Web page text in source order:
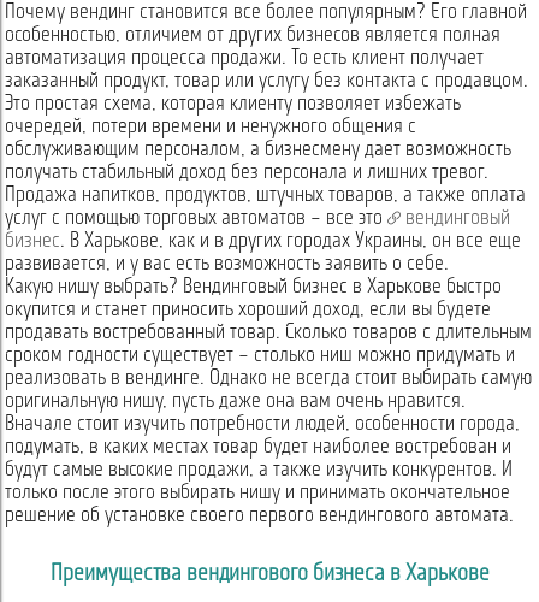
Почему вендинг становится все более популярным? Его главной
особенностью, отличием от других бизнесов является полная
автоматизация процесса продажи. То есть клиент получает
заказанный продукт, товар или услугу без контакта с продавцом.
Это простая схема, которая клиенту позволяет избежать
очередей, потери времени и ненужного общения с
обслуживающим персоналом, а бизнесмену дает возможность
получать стабильный доход без персонала и лишних тревог.
Продажа напитков, продуктов, штучных товаров, а также оплата
услуг с помощью торговых автоматов – все это
вендинговый
бизнес. В Харькове, как и в других городах Украины, он все еще
развивается, и у вас есть возможность заявить о себе.
Какую нишу выбрать? Вендинговый бизнес в Харькове быстро
окупится и станет приносить хороший доход, если вы будете
продавать востребованный товар. Сколько товаров с длительным
сроком годности существует – столько ниш можно придумать и
реализовать в вендинге. Однако не всегда стоит выбирать самую
оригинальную нишу, пусть даже она вам очень нравится.
Вначале стоит изучить потребности людей, особенности города,
подумать, в каких местах товар будет наиболее востребован и
будут самые высокие продажи, а также изучить конкурентов. И
только после этого выбирать нишу и принимать окончательное
решение об установке своего первого вендингового автомата.
Преимущества вендингового бизнеса в Харькове